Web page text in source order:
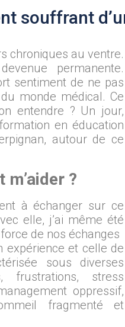
souffrant
chroniques au ventre.
permanente.
sentiment de ne pas
monde médical. Ce
entendre ? Un jour,
en éducation
autour de ce
?
à échanger sur ce
elle, j’ai même été
de nos échanges
expérience et celle de
sous diverses
frustrations, stress
oppressif,
fragmenté et